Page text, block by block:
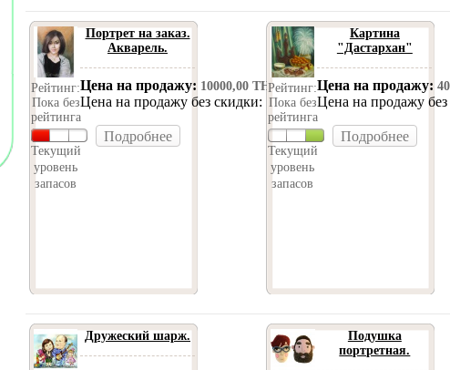
Рейтинг:
Пока без
рейтинга
Текущий
уровень
запасов
Портрет на заказ.
Акварель.
Цена на продажу: 10000,00 ТН
Цена на продажу без скидки: 10000,00 ТН
Подробнее
Рейтинг:
Пока без
рейтинга
Текущий
уровень
запасов
Картина
"Дастархан"
Цена на продажу:
Цена на продажу
Подробнее
Дружеский шарж.
Подушка
портретная.